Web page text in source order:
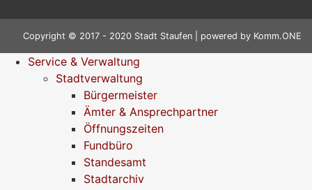
Copyright © 2017 - 2020 Stadt Staufen | powered by Komm.ONE
Service & Verwaltung
Stadtverwaltung
Bürgermeister
Ämter & Ansprechpartner
Öffnungszeiten
Fundbüro
Standesamt
Stadtarchiv